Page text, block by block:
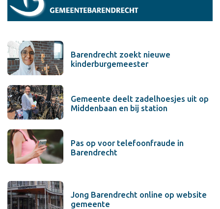
Barendrecht zoekt nieuwe
kinderburgemeester
Gemeente deelt zadelhoesjes uit op
Middenbaan en bij station
Pas op voor telefoonfraude in
Barendrecht
Jong Barendrecht online op website
gemeente